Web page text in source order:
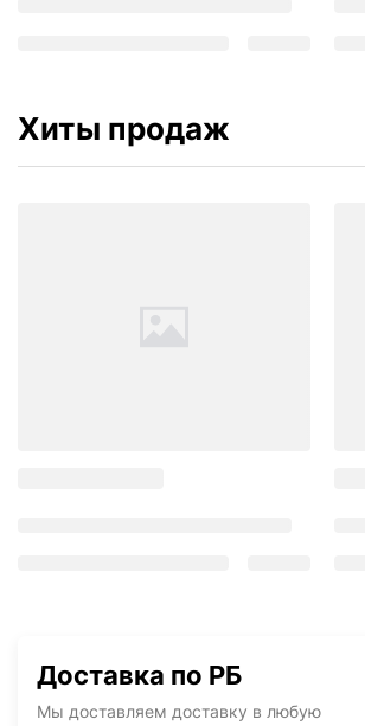
Хиты продаж
Доставка по РБ
Мы доставляем доставку в любую